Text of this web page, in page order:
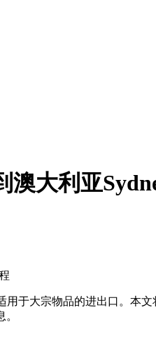
澳大利亚
于大宗物品的进出口。本